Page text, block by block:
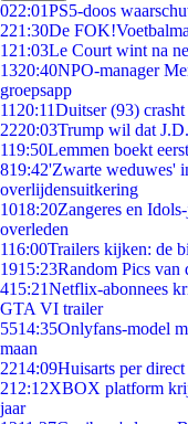
022:01PS5-doos
221:30De
1 21:03Le Court wint na
1320:40NPO-manager
groepsapp
11 20:11Duitser (93)
2220:03Trump wil dat
119:50Lemmen boekt
819:42'Zwarte weduwes'
overlijdensuitkering
1018:20Zangeres en
overleden
116:00Trailers kijken: de
1915:23Random Pics van
415:21Netflix-abonnees
GTA VI trailer
5514:35Onlyfans-model
maan
2214:09Huisarts per
212:12XBOX platform
jaar